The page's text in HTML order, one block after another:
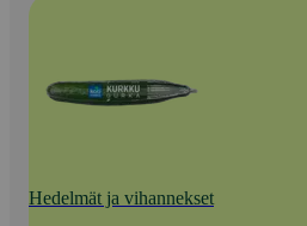
Hedelmät ja vihannekset